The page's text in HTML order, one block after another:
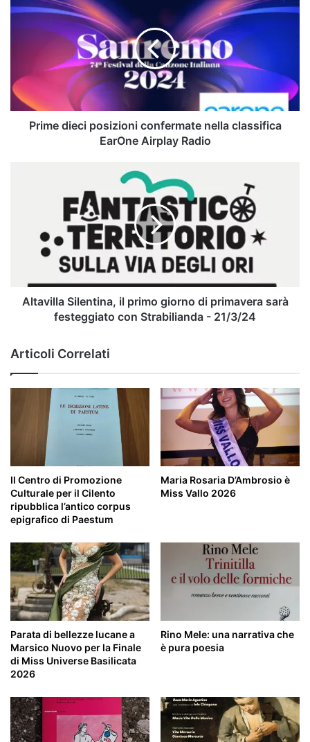
dieci
posizioni
confermate
EarOne
Airplay
Radio
Prime dieci posizioni confermate nella classifica
EarOne Airplay Radio
primavera
festeggiato
con
Strabilianda
Altavilla Silentina, il primo giorno di primavera sarà
festeggiato con Strabilianda - 21/3/24
Articoli Correlati
Il Centro di Promozione
Culturale per il Cilento
ripubblica l’antico corpus
epigrafico di Paestum
Maria Rosaria D’Ambrosio è
Miss Vallo 2026
Parata di bellezze lucane a
Marsico Nuovo per la Finale
di Miss Universe Basilicata
2026
Rino Mele: una narrativa che
è pura poesia